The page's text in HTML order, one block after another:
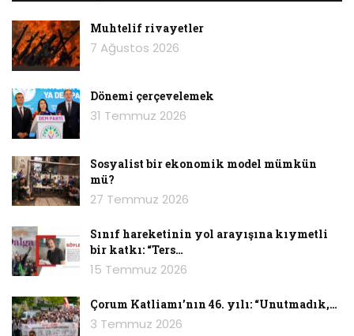
Muhtelif rivayetler
7 Ağustos 2026
Dönemi çerçevelemek
31 Temmuz 2026
Sosyalist bir ekonomik model mümkün
mü?
27 Temmuz 2026
Sınıf hareketinin yol arayışına kıymetli
bir katkı: “Ters…
15 Temmuz 2026
Çorum Katliamı’nın 46. yılı: “Unutmadık,…
3 Temmuz 2026